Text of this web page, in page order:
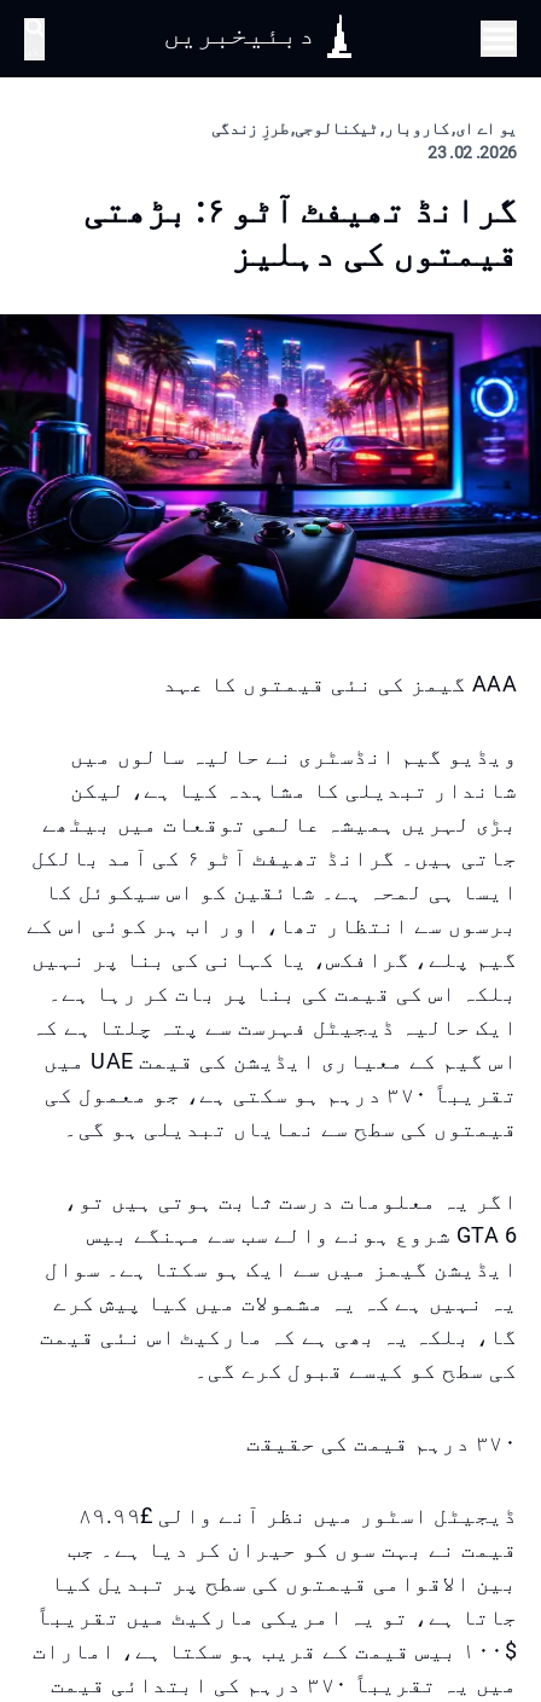
دبئیخبریں
یو اے ای, کاروبار, ٹیکنالوجی, طرزِ زندگی
2026. 02. 23
گرانڈ تھیفٹ آٹو ۶: بڑھتی
قیمتوں کی دہلیز
AAA گیمز کی نئی قیمتوں کا عہد
ویڈیو گیم انڈسٹری نے حالیہ سالوں میں
شاندار تبدیلی کا مشاہدہ کیا ہے، لیکن
بڑی لہریں ہمیشہ عالمی توقعات میں بیٹھے
جاتی ہیں۔ گرانڈ تھیفٹ آٹو ۶ کی آمد بالکل
ایسا ہی لمحہ ہے۔ شائقین کو اس سیکوئل کا
برسوں سے انتظار تھا، اور اب ہر کوئی اس کے
گیم پلے، گرافکس، یا کہانی کی بنا پر نہیں
بلکہ اس کی قیمت کی بنا پر بات کر رہا ہے۔
ایک حالیہ ڈیجیٹل فہرست سے پتہ چلتا ہے کہ
اس گیم کے معیاری ایڈیشن کی قیمت UAЕ میں
تقریباً ۳۷۰ درہم ہو سکتی ہے، جو معمول کی
قیمتوں کی سطح سے نمایاں تبدیلی ہو گی۔
اگر یہ معلومات درست ثابت ہوتی ہیں تو،
GTA 6 شروع ہونے والے سب سے مہنگے بیس
ایڈیشن گیمز میں سے ایک ہو سکتا ہے۔ سوال
یہ نہیں ہے کہ یہ مشمولات میں کیا پیش کرے
گا، بلکہ یہ بھی ہے کہ مارکیٹ اس نئی قیمت
کی سطح کو کیسے قبول کرے گی۔
۳۷۰ درہم قیمت کی حقیقت
ڈیجیٹل اسٹور میں نظر آنے والی £۸۹.۹۹
قیمت نے بہت سوں کو حیران کر دیا ہے۔ جب
بین الاقوامی قیمتوں کی سطح پر تبدیل کیا
جاتا ہے، تو یہ امریکی مارکیٹ میں تقریباً
$۱۰۰ بیس قیمت کے قریب ہو سکتا ہے، امارات
میں یہ تقریباً ۳۷۰ درہم کی ابتدائی قیمت